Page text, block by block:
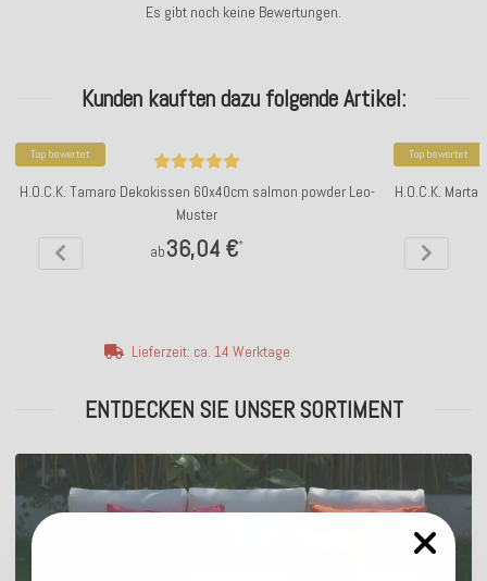
Es gibt noch keine Bewertungen.
Kunden kauften dazu folgende Artikel:
Top bewertet
H.O.C.K. Tamaro Dekokissen 60x40cm salmon powder Leo-
Muster
ab36,04 €*
Lieferzeit: ca. 14 Werktage
Top bewertet
H.O.C.K.
ENTDECKEN SIE UNSER SORTIMENT